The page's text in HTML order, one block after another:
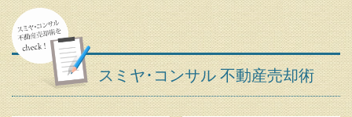
スミヤ･コンサル 不動産売却術